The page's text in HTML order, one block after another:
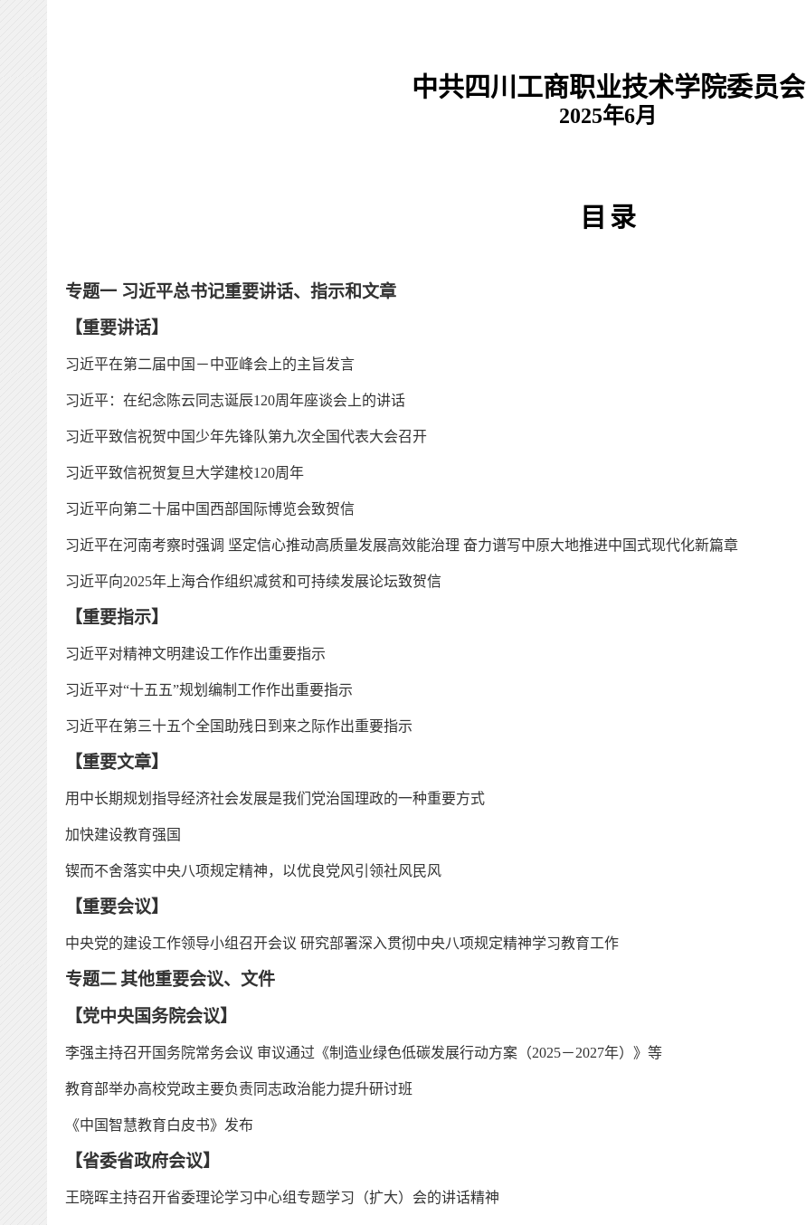
中共四川工商职业技术学院委员会
2025年6月
目 录
专题一 习近平总书记重要讲话、指示和文章
【重要讲话】
习近平在第二届中国－中亚峰会上的主旨发言
习近平：在纪念陈云同志诞辰120周年座谈会上的讲话
习近平致信祝贺中国少年先锋队第九次全国代表大会召开
习近平致信祝贺复旦大学建校120周年
习近平向第二十届中国西部国际博览会致贺信
习近平在河南考察时强调 坚定信心推动高质量发展高效能治理 奋力谱写中原大地推进中国式现代化新篇章
习近平向2025年上海合作组织减贫和可持续发展论坛致贺信
【重要指示】
习近平对精神文明建设工作作出重要指示
习近平对“十五五”规划编制工作作出重要指示
习近平在第三十五个全国助残日到来之际作出重要指示
【重要文章】
用中长期规划指导经济社会发展是我们党治国理政的一种重要方式
加快建设教育强国
锲而不舍落实中央八项规定精神，以优良党风引领社风民风
【重要会议】
中央党的建设工作领导小组召开会议 研究部署深入贯彻中央八项规定精神学习教育工作
专题二 其他重要会议、文件
【党中央国务院会议】
李强主持召开国务院常务会议 审议通过《制造业绿色低碳发展行动方案（2025－2027年）》等
教育部举办高校党政主要负责同志政治能力提升研讨班
《中国智慧教育白皮书》发布
【省委省政府会议】
王晓晖主持召开省委理论学习中心组专题学习（扩大）会的讲话精神